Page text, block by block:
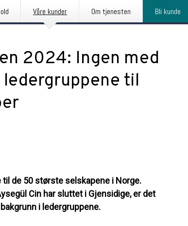
Våre kunder Om tjenesten Bli kunde
2024: Ingen med
til
de 50 største selskapene i Norge.
Cin har sluttet i Gjensidige, er det
i ledergruppene.